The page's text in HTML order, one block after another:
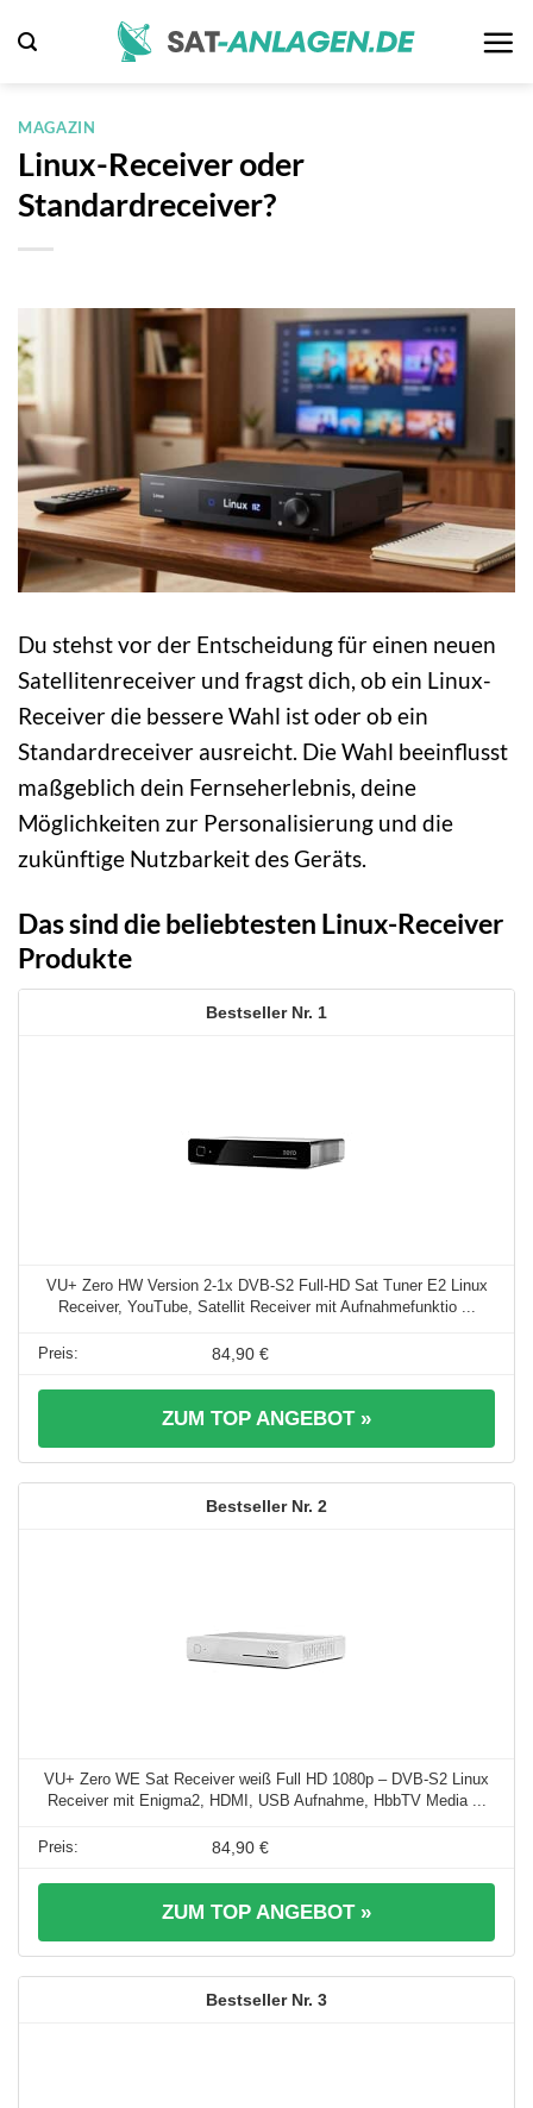
Inhalt
MAGAZIN
Linux-Receiver oder
Standardreceiver?
Du stehst vor der Entscheidung für einen neuen
Satellitenreceiver und fragst dich, ob ein Linux-
Receiver die bessere Wahl ist oder ob ein
Standardreceiver ausreicht. Die Wahl beeinflusst
maßgeblich dein Fernseherlebnis, deine
Möglichkeiten zur Personalisierung und die
zukünftige Nutzbarkeit des Geräts.
Das sind die beliebtesten Linux-Receiver
Produkte
1
VU+ Zero HW Version 2-1x DVB-S2 Full-HD Sat Tuner E2 Linux
Receiver, YouTube, Satellit Receiver mit Aufnahmefunktio ...
84,90 €
ZUM TOP ANGEBOT »
2
VU+ Zero WE Sat Receiver weiß Full HD 1080p – DVB-S2 Linux
Receiver mit Enigma2, HDMI, USB Aufnahme, HbbTV Media ...
84,90 €
ZUM TOP ANGEBOT »
3